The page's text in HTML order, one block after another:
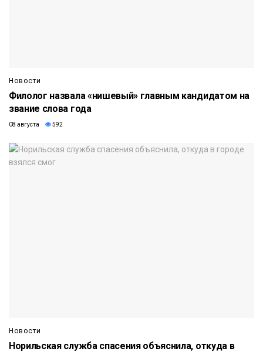
Новости
Филолог назвала «нишевый» главным кандидатом на
звание слова года
08 августа 592
Новости
Норильская служба спасения объяснила, откуда в